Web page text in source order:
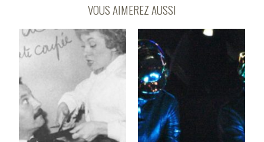
VOUS AIMEREZ AUSSI